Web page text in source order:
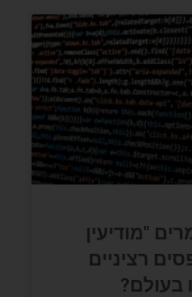
"מודיעין
רציניים
בעולם?